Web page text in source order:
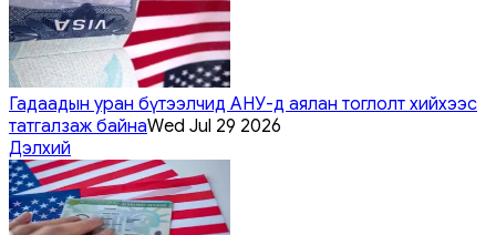
Гадаадын уран бүтээлчид АНУ-д аялан тоглолт хийхээс
татгалзаж байнаWed Jul 29 2026
Дэлхий